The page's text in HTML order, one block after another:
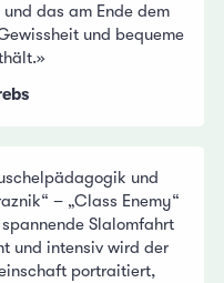
das am Ende dem
und bequeme
und
– „Class Enemy“
Slalomfahrt
und intensiv wird der
portraitiert,